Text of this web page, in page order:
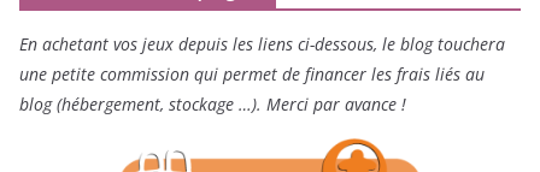
En achetant vos jeux depuis les liens ci-dessous, le blog touchera
une petite commission qui permet de financer les frais liés au
blog (hébergement, stockage …). Merci par avance !